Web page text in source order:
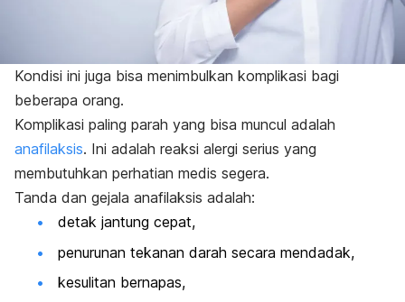
Kondisi ini juga bisa menimbulkan komplikasi bagi
beberapa orang.
Komplikasi paling parah yang bisa muncul adalah
anafilaksis. Ini adalah reaksi alergi serius yang
membutuhkan perhatian medis segera.
Tanda dan gejala anafilaksis adalah:
detak jantung cepat,
penurunan tekanan darah secara mendadak,
kesulitan bernapas,